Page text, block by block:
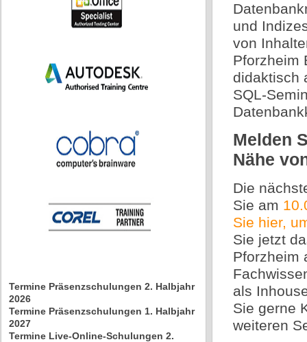
Termine Präsenzschulungen 2. Halbjahr
2026
Termine Präsenzschulungen 1. Halbjahr
2027
Termine Live-Online-Schulungen 2.
und
von
Pforzheim
didaktisch
SQL-
Melden
Nähe
Die
Sie am
Sie hier,
Sie jetzt
Pforzheim
als
Sie gerne
weiteren